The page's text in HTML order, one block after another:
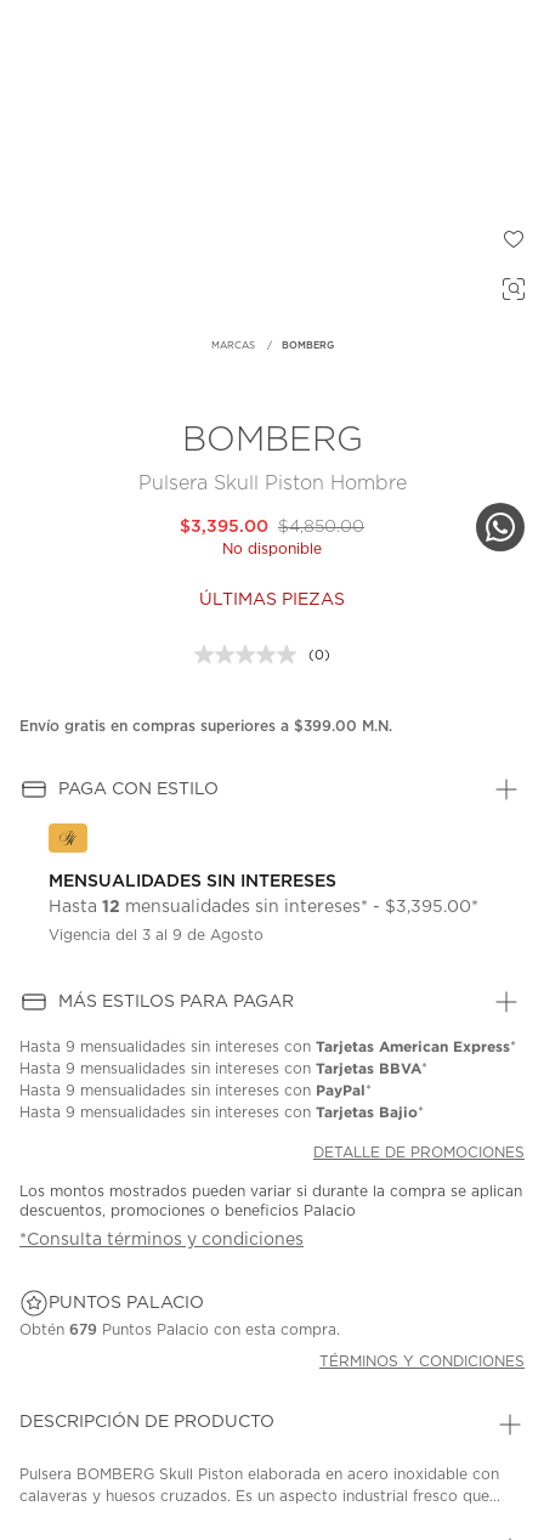
MARCAS BOMBERG
BOMBERG
Pulsera Skull Piston Hombre
$4,850.00
$3,395.00
No disponible
ÚLTIMAS PIEZAS
Sin
en
(0)
Envío gratis en compras superiores a $399.00 M.N.
PAGA CON ESTILO
MENSUALIDADES SIN INTERESES
Hasta 12 mensualidades sin intereses* - $3,395.00*
Vigencia del 3 al 9 de Agosto
MÁS ESTILOS PARA PAGAR
Hasta 9 mensualidades sin intereses con Tarjetas American Express*
Hasta 9 mensualidades sin intereses con Tarjetas BBVA*
Hasta 9 mensualidades sin intereses con PayPal*
Hasta 9 mensualidades sin intereses con Tarjetas Bajio*
DETALLE DE PROMOCIONES
Los montos mostrados pueden variar si durante la compra se aplican
descuentos, promociones o beneficios Palacio
*Consulta términos y condiciones
PUNTOS PALACIO
Obtén 679 Puntos Palacio con esta compra.
TÉRMINOS Y CONDICIONES
DESCRIPCIÓN DE PRODUCTO
Pulsera BOMBERG Skull Piston elaborada en acero inoxidable con
calaveras y huesos cruzados. Es un aspecto industrial fresco que...